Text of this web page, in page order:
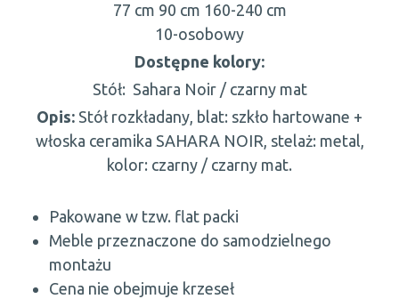
77 cm 90 cm 160-240 cm
10-osobowy
Dostępne kolory:
Stół: Sahara Noir / czarny mat
Opis: Stół rozkładany, blat: szkło hartowane +
włoska ceramika SAHARA NOIR, stelaż: metal,
kolor: czarny / czarny mat.
Pakowane w tzw. flat packi
Meble przeznaczone do samodzielnego
montażu
Cena nie obejmuje krzeseł